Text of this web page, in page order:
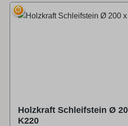
⏱
Holzkraft Schleifstein Ø
K220